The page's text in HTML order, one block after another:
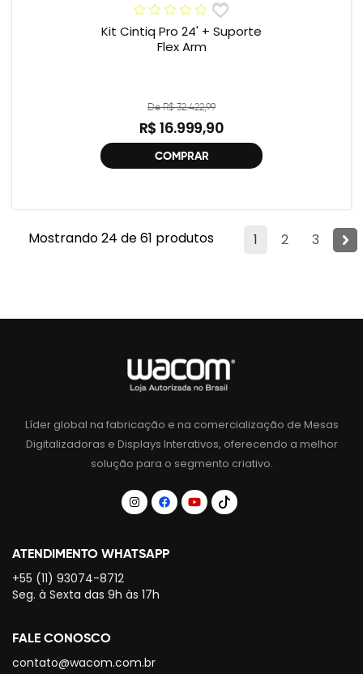
Kit Cintiq Pro 24' + Suporte
Flex Arm
De R$ 32.422,99
R$ 16.999,90
COMPRAR
1 2 3
Mostrando 24 de 61 produtos
Líder global na fabricação e na comercialização de Mesas
Digitalizadoras e Displays Interativos, oferecendo a melhor
solução para o segmento criativo.
ATENDIMENTO WHATSAPP
+55 (11) 93074-8712
Seg. à Sexta das 9h às 17h
FALE CONOSCO
contato@wacom.com.br